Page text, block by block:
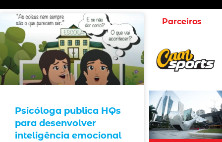
Psicóloga publica HQs
para desenvolver
inteligência emocional
Parceiros